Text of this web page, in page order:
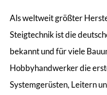
Als weltweit größter
Steigtechnik ist die
bekannt und für viele
Hobbyhandwerker die
Systemgerüsten, Leitern